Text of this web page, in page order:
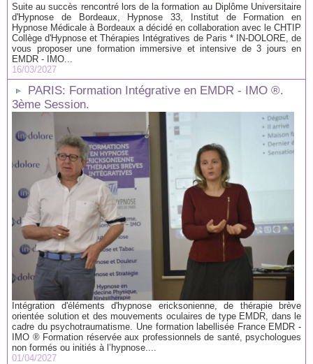
Suite au succès rencontré lors de la formation au Diplôme Universitaire
d'Hypnose de Bordeaux, Hypnose 33, Institut de Formation en
Hypnose Médicale à Bordeaux a décidé en collaboration avec le CHTIP
Collège d'Hypnose et Thérapies Intégratives de Paris * IN-DOLORE, de
vous proposer une formation immersive et intensive de 3 jours en
EMDR - IMO...
16/03/2027
PARIS: Formation Intégrative en EMDR - IMO ®.
3ème Session.
Intégration d'éléments d'hypnose ericksonienne, de thérapie brève
orientée solution et des mouvements oculaires de type EMDR, dans le
cadre du psychotraumatisme. Une formation labellisée France EMDR -
IMO ® Formation réservée aux professionnels de santé, psychologues
non formés ou initiés à l’hypnose....
01/04/2027